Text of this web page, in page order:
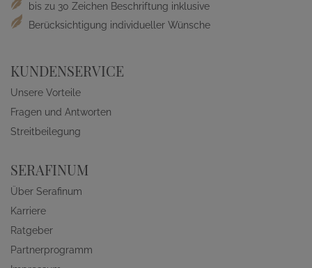
bis zu 30 Zeichen Beschriftung inklusive
Berücksichtigung individueller Wünsche
KUNDENSERVICE
Unsere Vorteile
Fragen und Antworten
Streitbeilegung
SERAFINUM
Über Serafinum
Karriere
Ratgeber
Partnerprogramm